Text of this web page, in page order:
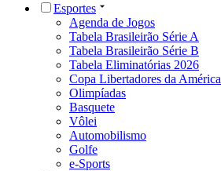
Esportes
Agenda de Jogos
Tabela Brasileirão Série A
Tabela Brasileirão Série B
Tabela Eliminatórias 2026
Copa Libertadores da América
Olimpíadas
Basquete
Vôlei
Automobilismo
Golfe
e-Sports